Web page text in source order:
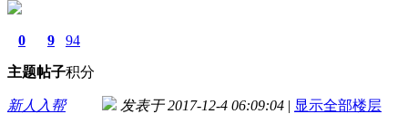
0
主题
9
帖子
94
积分
新人入帮 发表于 2017-12-4 06:09:04 | 显示全部楼层